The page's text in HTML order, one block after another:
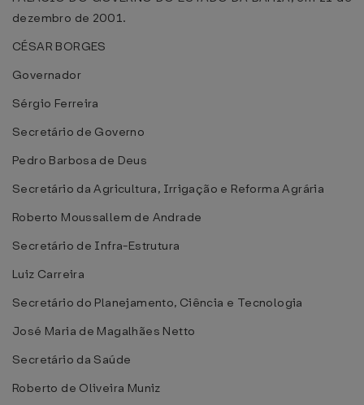
dezembro de 2001.
CÉSAR BORGES
Governador
Sérgio Ferreira
Secretário de Governo
Pedro Barbosa de Deus
Secretário da Agricultura, Irrigação e Reforma Agrária
Roberto Moussallem de Andrade
Secretário de Infra-Estrutura
Luiz Carreira
Secretário do Planejamento, Ciência e Tecnologia
José Maria de Magalhães Netto
Secretário da Saúde
Roberto de Oliveira Muniz